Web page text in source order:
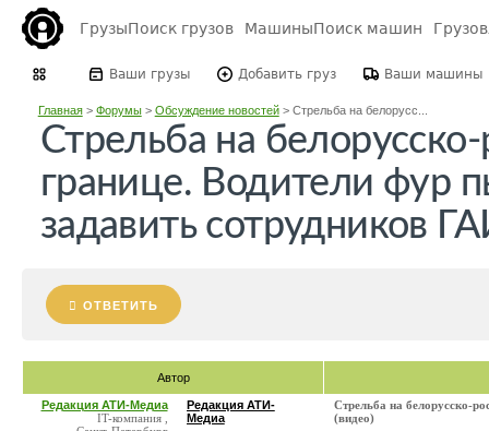
ГрузыПоиск грузов МашиныПоиск машин
Ваши грузы Добавить груз Ваши машины
Главная> Форумы> Обсуждение новостей> Стрельба на белорусс...
Стрельба на
границе. Водители фур
задавить сотрудников
ОТВЕТИТЬ
Автор
Редакция АТИ-Медиа
IT-компания ,
Редакция АТИ-
Медиа
Стрельба на белорусско-
(видео)